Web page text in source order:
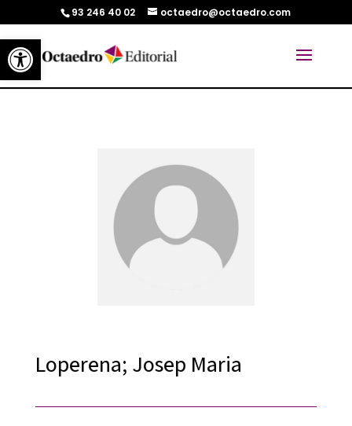
Abrir barra de herramientas
93 246 40 02 octaedro@octaedro.com
Loperena; Josep Maria